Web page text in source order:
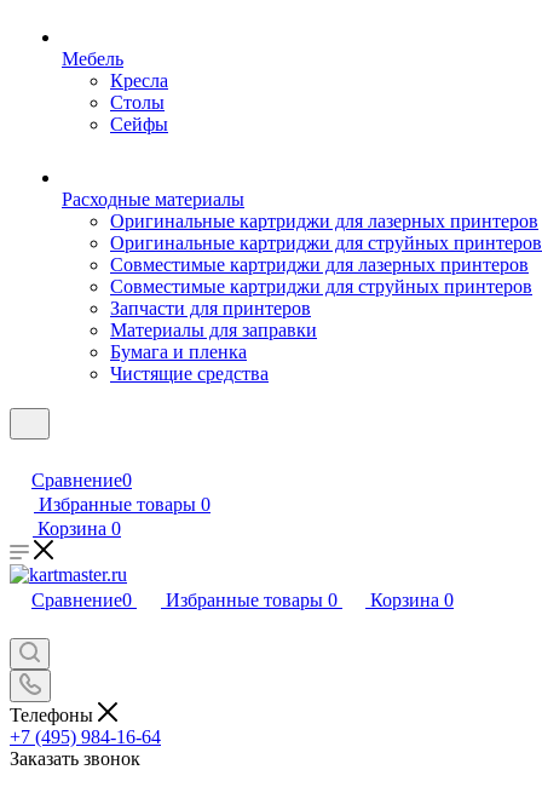
Мебель
Кресла
Столы
Сейфы
Расходные материалы
Оригинальные картриджи для лазерных принтеров
Оригинальные картриджи для струйных принтеров
Совместимые картриджи для лазерных принтеров
Совместимые картриджи для струйных принтеров
Запчасти для принтеров
Материалы для заправки
Бумага и пленка
Чистящие средства
Сравнение0
Избранные товары 0
Корзина 0
Сравнение0 Избранные товары 0 Корзина 0
Телефоны
+7 (495) 984-16-64
Заказать звонок